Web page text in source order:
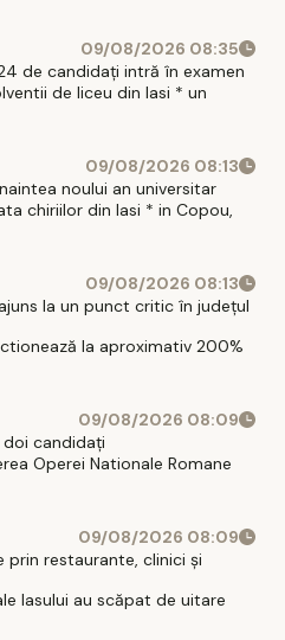
09/08/2026 08:35
de candidați intră în examen
de liceu din Iasi * un
09/08/2026 08:13
noului an universitar
chiriilor din Iasi * in Copou,
09/08/2026 08:13
la un punct critic în județul
la aproximativ 200%
09/08/2026 08:09
candidați
Operei Nationale Romane
09/08/2026 08:09
prin restaurante, clinici și
Iasului au scăpat de uitare